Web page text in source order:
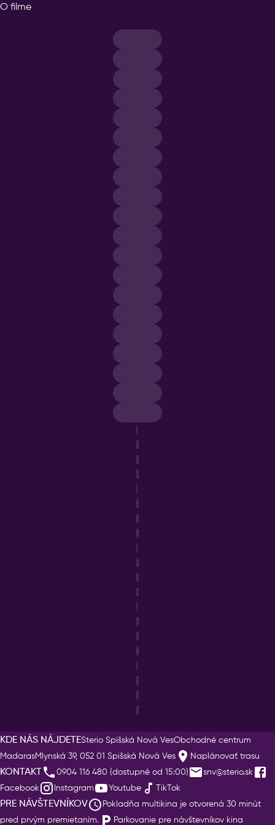
O filme
KDE NÁS NÁJDETESterio Spišská Nová VesObchodné centrum
MadarasMlynská 39, 052 01 Spišská Nová Ves Naplánovať trasu
KONTAKT 0904 116 480 (dostupné od 15:00)
snv@sterio.sk
Facebook
Instagram Youtube TikTok
PRE NÁVŠTEVNÍKOV
Pokladňa multikina je otvorená 30 minút
pred prvým premietaním.
Parkovanie pre návštevníkov kina